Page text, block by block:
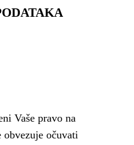
Vaše pravo na
obvezuje očuvati